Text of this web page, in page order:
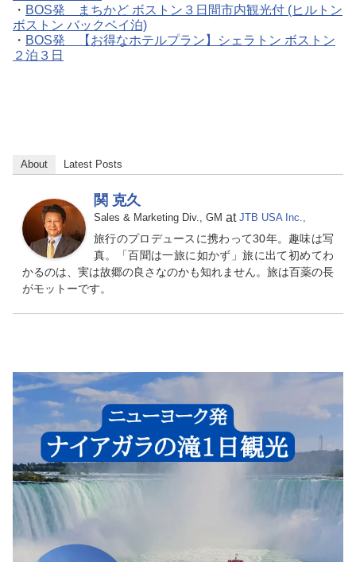
・ BOS発 まちかど ボストン３日間市内観光付 (ヒルトン
ボストン バックベイ泊)
・ BOS発 【お得なホテルプラン】シェラトン ボストン
２泊３日
About Latest Posts
関 克久
Sales & Marketing Div., GM at JTB USA Inc.,
旅行のプロデュースに携わって30年。趣味は写
真。「百聞は一旅に如かず」旅に出て初めてわ
かるのは、実は故郷の良さなのかも知れません。旅は百薬の長
がモットーです。